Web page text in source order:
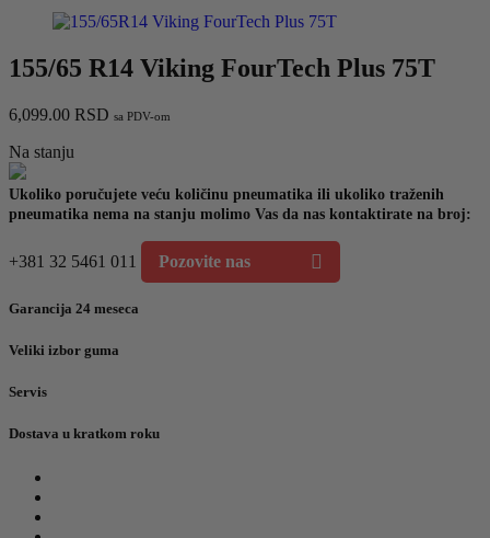
155/65 R14 Viking FourTech Plus 75T
6,099.00 RSD sa PDV-om
Na stanju
Ukoliko poručujete veću količinu pneumatika ili ukoliko traženih
pneumatika nema na stanju molimo Vas da nas kontaktirate na broj:
+381 32 5461 011 Pozovite nas
Garancija 24 meseca
Veliki izbor guma
Servis
Dostava u kratkom roku